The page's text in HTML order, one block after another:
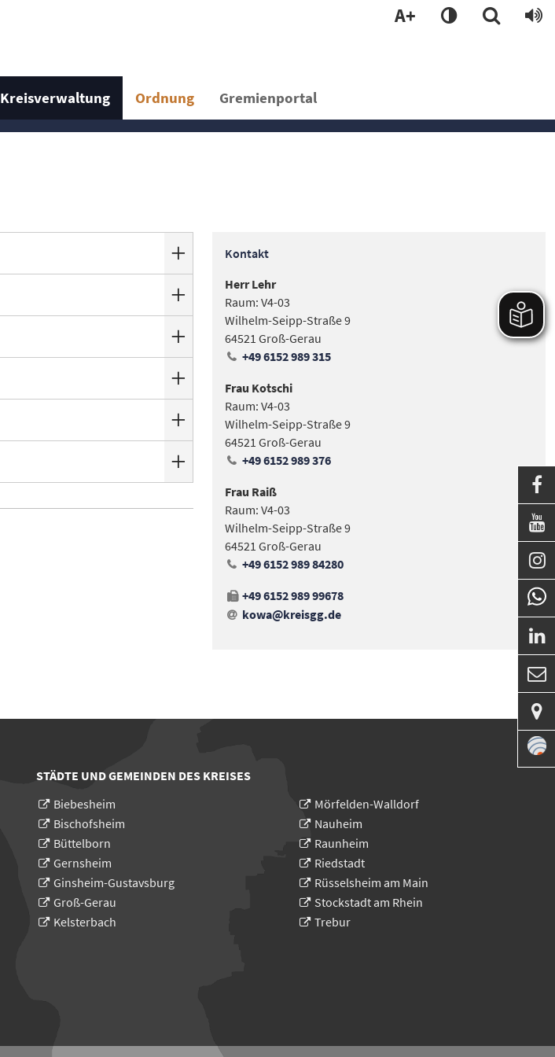
A+
Kreisverwaltung Ordnung Gremienportal
Kontakt
Herr Lehr
Raum: V4-03
Wilhelm-Seipp-Straße 9
64521 Groß-Gerau
+49 6152 989 315
Frau Kotschi
Raum: V4-03
Wilhelm-Seipp-Straße 9
64521 Groß-Gerau
+49 6152 989 376
Frau Raiß
Raum: V4-03
Wilhelm-Seipp-Straße 9
64521 Groß-Gerau
+49 6152 989 84280
+49 6152 989 99678
kowa@kreisgg.de
STÄDTE UND GEMEINDEN DES KREISES
Biebesheim
Bischofsheim
Büttelborn
Gernsheim
Ginsheim-Gustavsburg
Groß-Gerau
Kelsterbach
Mörfelden-Walldorf
Nauheim
Raunheim
Riedstadt
Rüsselsheim am Main
Stockstadt am Rhein
Trebur





